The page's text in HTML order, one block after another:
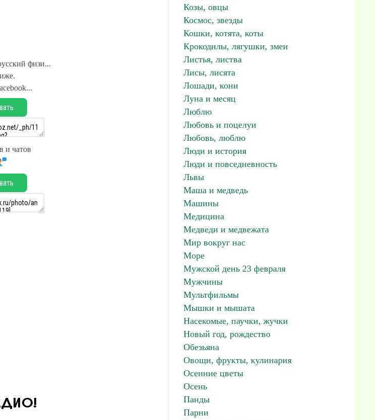
физи...
и чатов
Козы, овцы
Космос, звезды
Кошки, котята, коты
Крокодилы, лягушки, змеи
Листья, листва
Лисы, лисята
Лошади, кони
Луна и месяц
Люблю
Любовь и поцелуи
Любовь, люблю
Люди и история
Люди и повседневность
Львы
Маша и медведь
Машины
Медицина
Медведи и медвежата
Мир вокруг нас
Море
Мужской день 23 февраля
Мужчины
Мультфильмы
Мышки и мышата
Насекомые, паучки, жучки
Новый год, рождество
Обезьяна
Овощи, фрукты, кулинария
Осенние цветы
Осень
Панды
Парни